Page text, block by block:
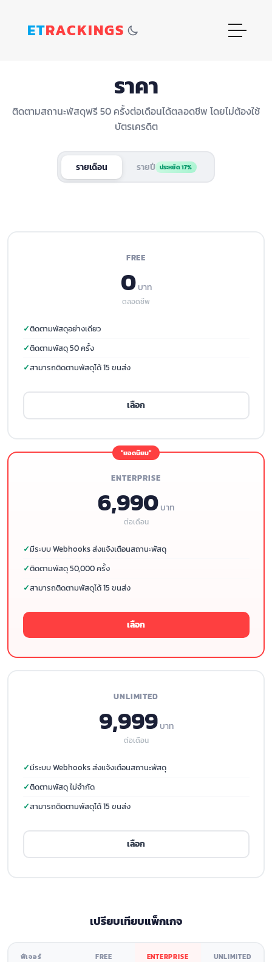
ETRACKINGS
ราคา
ติดตามสถานะพัสดุฟรี 50 ครั้งต่อเดือนได้ตลอดชีพ โดยไม่ต้องใช้
บัตรเครดิต
รายเดือน รายปี ประหยัด 17%
FREE
0บาท
ตลอดชีพ
ติดตามพัสดุอย่างเดียว
ติดตามพัสดุ 50 ครั้ง
สามารถติดตามพัสดุได้ 15 ขนส่ง
เลือก
ENTERPRISE
6,990บาท
ต่อเดือน
มีระบบ Webhooks ส่งแจ้งเตือนสถานะพัสดุ
ติดตามพัสดุ 50,000 ครั้ง
สามารถติดตามพัสดุได้ 15 ขนส่ง
เลือก
UNLIMITED
9,999บาท
ต่อเดือน
มีระบบ Webhooks ส่งแจ้งเตือนสถานะพัสดุ
ติดตามพัสดุ ไม่จำกัด
สามารถติดตามพัสดุได้ 15 ขนส่ง
เลือก
เปรียบเทียบแพ็กเกจ
ฟีเจอร์ FREE ENTERPRISE UNLIMITED